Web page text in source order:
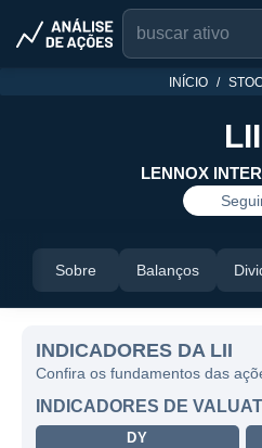
INÍCIO
LII
LENNOX
Sobre Balanços
INDICADORES DA LII
Confira os fundamentos das
INDICADORES DE
DY